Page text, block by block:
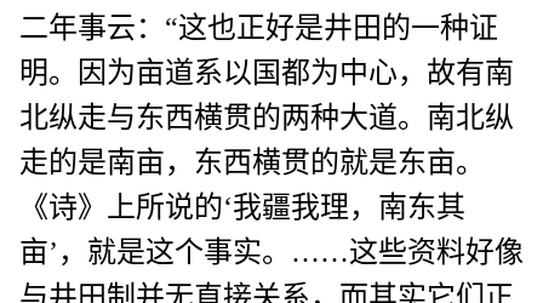
二年事云：“这也正好是井田的一种证
明。因为亩道系以国都为中心，故有南
北纵走与东西横贯的两种大道。南北纵
走的是南亩，东西横贯的就是东亩。
《诗》上所说的‘我疆我理，南东其
亩’，就是这个事实。……这些资料好像